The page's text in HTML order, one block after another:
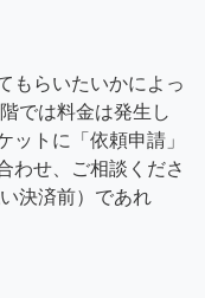
もらいたいかによっ
では料金は発生し
ットに「依頼申請」
わせ、ご相談くださ
決済前）であれ